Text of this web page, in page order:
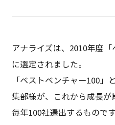
アナライズは、2010年度「
に選定されました。
「ベストベンチャー100」
集部様が、これから成長
毎年100社選出するものです